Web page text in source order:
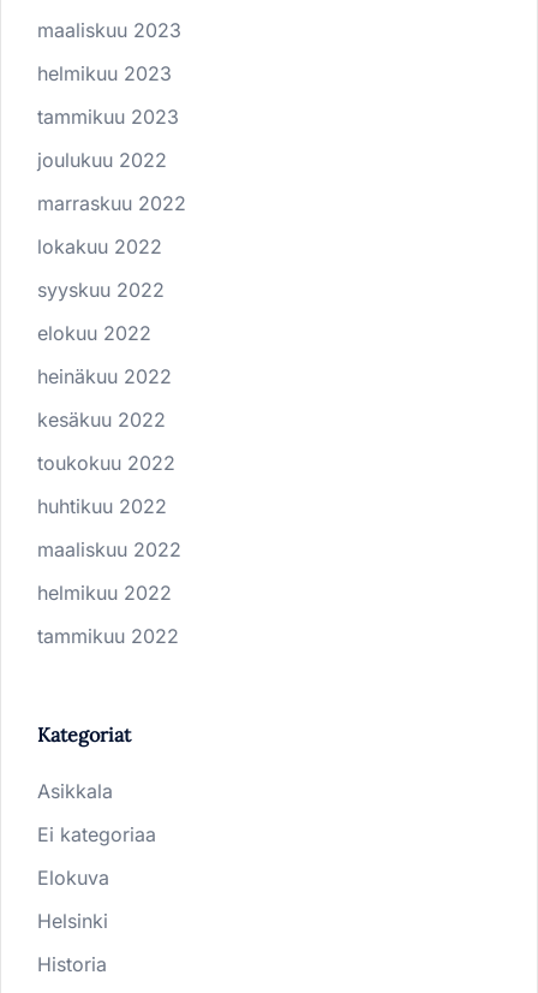
maaliskuu 2023
helmikuu 2023
tammikuu 2023
joulukuu 2022
marraskuu 2022
lokakuu 2022
syyskuu 2022
elokuu 2022
heinäkuu 2022
kesäkuu 2022
toukokuu 2022
huhtikuu 2022
maaliskuu 2022
helmikuu 2022
tammikuu 2022
Kategoriat
Asikkala
Ei kategoriaa
Elokuva
Helsinki
Historia